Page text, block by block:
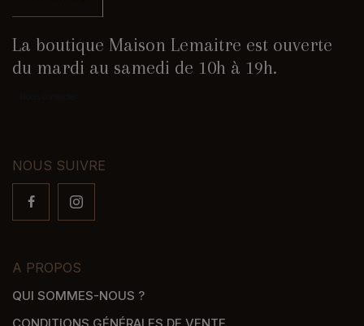
La boutique Maison Lemaitre est ouverte
du mardi au samedi de 10h à 19h.
NOUS SUIVRE
A PROPOS
QUI SOMMES-NOUS ?